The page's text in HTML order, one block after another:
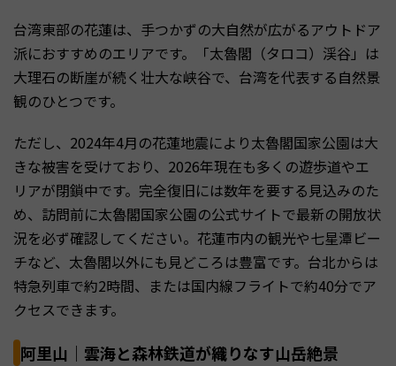
台湾東部の花蓮は、手つかずの大自然が広がるアウトドア
派におすすめのエリアです。「太魯閣（タロコ）渓谷」は
大理石の断崖が続く壮大な峡谷で、台湾を代表する自然景
観のひとつです。
ただし、2024年4月の花蓮地震により太魯閣国家公園は大
きな被害を受けており、2026年現在も多くの遊歩道やエ
リアが閉鎖中です。完全復旧には数年を要する見込みのた
め、訪問前に太魯閣国家公園の公式サイトで最新の開放状
況を必ず確認してください。花蓮市内の観光や七星潭ビー
チなど、太魯閣以外にも見どころは豊富です。台北からは
特急列車で約2時間、または国内線フライトで約40分でア
クセスできます。
阿里山｜雲海と森林鉄道が織りなす山岳絶景